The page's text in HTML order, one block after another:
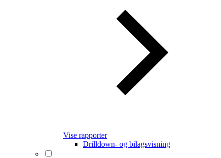
Vise rapporter
Drilldown- og bilagsvisning